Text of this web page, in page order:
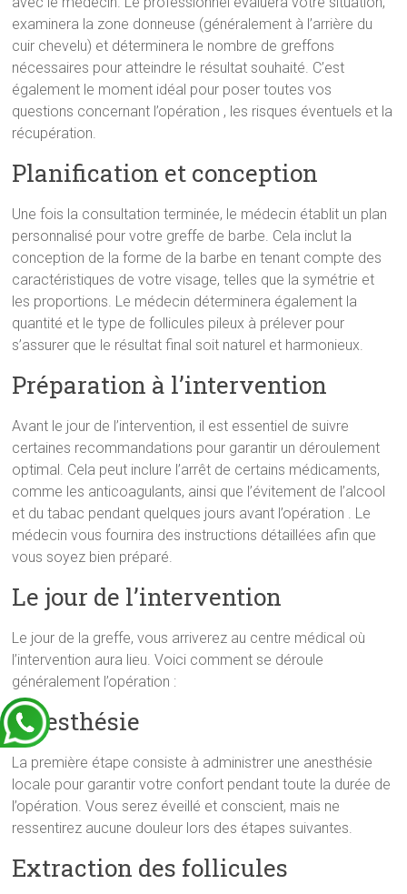
examinera la zone donneuse (généralement à l’arrière du
cuir chevelu) et déterminera le nombre de greffons
nécessaires pour atteindre le résultat souhaité. C’est
également le moment idéal pour poser toutes vos
questions concernant l’opération , les risques éventuels et la
récupération.
Planification et conception
Une fois la consultation terminée, le médecin établit un plan
personnalisé pour votre greffe de barbe. Cela inclut la
conception de la forme de la barbe en tenant compte des
caractéristiques de votre visage, telles que la symétrie et
les proportions. Le médecin déterminera également la
quantité et le type de follicules pileux à prélever pour
s’assurer que le résultat final soit naturel et harmonieux.
Préparation à l’intervention
Avant le jour de l’intervention, il est essentiel de suivre
certaines recommandations pour garantir un déroulement
optimal. Cela peut inclure l’arrêt de certains médicaments,
comme les anticoagulants, ainsi que l’évitement de l’alcool
et du tabac pendant quelques jours avant l’opération . Le
médecin vous fournira des instructions détaillées afin que
vous soyez bien préparé.
Le jour de l’intervention
Le jour de la greffe, vous arriverez au centre médical où
l’intervention aura lieu. Voici comment se déroule
généralement l’opération :
Anesthésie
La première étape consiste à administrer une anesthésie
locale pour garantir votre confort pendant toute la durée de
l’opération. Vous serez éveillé et conscient, mais ne
ressentirez aucune douleur lors des étapes suivantes.
Extraction des follicules